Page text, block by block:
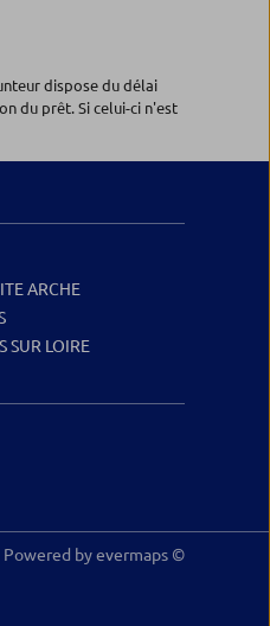
dispose du délai
du prêt. Si celui-ci n'est
ARCHE
SUR LOIRE
Powered byevermaps ©